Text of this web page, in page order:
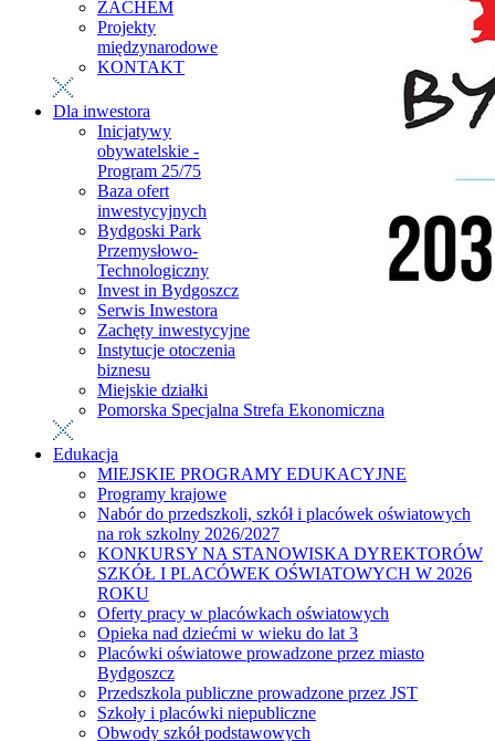
ZACHEM
Projekty
międzynarodowe
KONTAKT
Dla inwestora
Inicjatywy
obywatelskie -
Program 25/75
Baza ofert
inwestycyjnych
Bydgoski Park
Przemysłowo-
Technologiczny
Invest in Bydgoszcz
Serwis Inwestora
Zachęty inwestycyjne
Instytucje otoczenia
biznesu
Miejskie działki
Pomorska Specjalna Strefa Ekonomiczna
Edukacja
MIEJSKIE PROGRAMY EDUKACYJNE
Programy krajowe
Nabór do przedszkoli, szkół i placówek oświatowych
na rok szkolny 2026/2027
KONKURSY NA STANOWISKA DYREKTORÓW
SZKÓŁ I PLACÓWEK OŚWIATOWYCH W 2026
ROKU
Oferty pracy w placówkach oświatowych
Opieka nad dziećmi w wieku do lat 3
Placówki oświatowe prowadzone przez miasto
Bydgoszcz
Przedszkola publiczne prowadzone przez JST
Szkoły i placówki niepubliczne
Obwody szkół podstawowych